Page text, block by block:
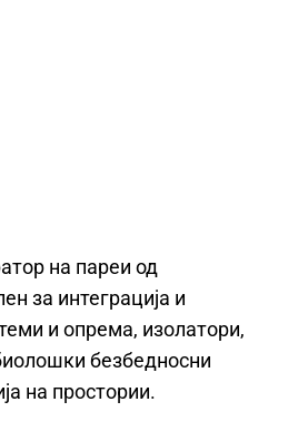
на пареи од
за интеграција и
и опрема, изолатори,
безбедносни
на простории.